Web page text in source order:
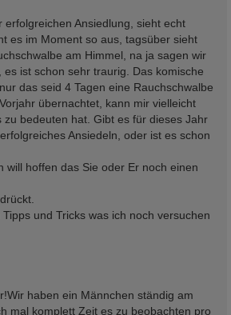
erfolgreichen Ansiedlung, sieht echt
es im Moment so aus, tagsüber sieht
am Himmel, na ja sagen wir
ist schon sehr traurig. Das komische
das seid 4 Tagen eine Rauchschwalbe
übernachtet, kann mir vielleicht
zu bedeuten hat. Gibt es für dieses Jahr
Ansiedeln, oder ist es schon
will hoffen das Sie oder Er noch einen
und Tricks was ich noch versuchen
haben ein Männchen ständig am
mal komplett Zeit es zu beobachten pro